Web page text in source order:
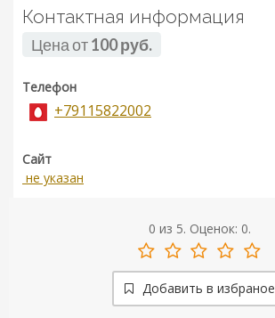
Контактная информация
Цена от100 руб.
Телефон
+79115822002
Сайт
не указан
0 из 5. Оценок: 0.
Добавить в избраное